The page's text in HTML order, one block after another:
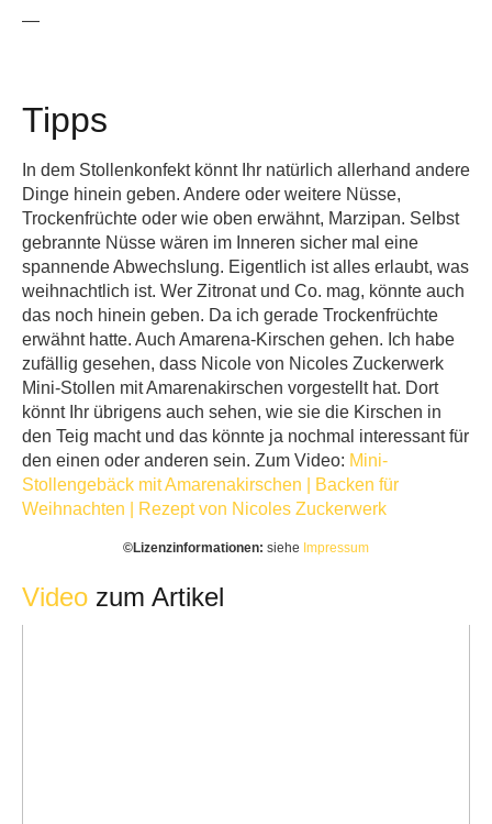
—
Tipps
In dem Stollenkonfekt könnt Ihr natürlich allerhand andere
Dinge hinein geben. Andere oder weitere Nüsse,
Trockenfrüchte oder wie oben erwähnt, Marzipan. Selbst
gebrannte Nüsse wären im Inneren sicher mal eine
spannende Abwechslung. Eigentlich ist alles erlaubt, was
weihnachtlich ist. Wer Zitronat und Co. mag, könnte auch
das noch hinein geben. Da ich gerade Trockenfrüchte
erwähnt hatte. Auch Amarena-Kirschen gehen. Ich habe
zufällig gesehen, dass Nicole von Nicoles Zuckerwerk
Mini-Stollen mit Amarenakirschen vorgestellt hat. Dort
könnt Ihr übrigens auch sehen, wie sie die Kirschen in
den Teig macht und das könnte ja nochmal interessant für
den einen oder anderen sein. Zum Video: Mini-
Stollengebäck mit Amarenakirschen | Backen für
Weihnachten | Rezept von Nicoles Zuckerwerk
©️Lizenzinformationen: siehe Impressum
Video zum Artikel